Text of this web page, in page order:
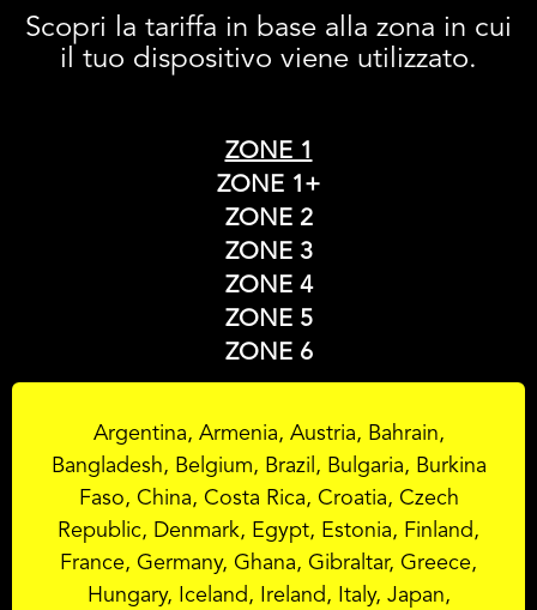
Scopri la tariffa in base alla zona in cui
il tuo dispositivo viene utilizzato.
ZONE 1
ZONE 1+
ZONE 2
ZONE 3
ZONE 4
ZONE 5
ZONE 6
Argentina, Armenia, Austria, Bahrain,
Bangladesh, Belgium, Brazil, Bulgaria, Burkina
Faso, China, Costa Rica, Croatia, Czech
Republic, Denmark, Egypt, Estonia, Finland,
France, Germany, Ghana, Gibraltar, Greece,
Hungary, Iceland, Ireland, Italy, Japan,